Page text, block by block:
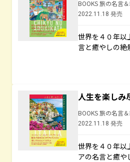
BOOKS 旅の名言
2022.11.18 発売
世界を４０年以
言と癒やしの絶
人生を楽しみ
BOOKS 旅の名言
2022.11.18 発売
世界を４０年以
アの名言と癒や